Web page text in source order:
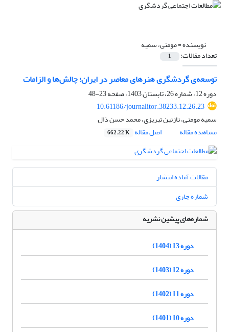
نویسنده =مومنی، سمیه
تعداد مقالات: 1
توسعه‌ی گردشگری هنرهای معاصر در ایران؛ چالش‌ها و الزامات
دوره 12، شماره 26، تابستان 1403، صفحه
23-48
10.61186/journalitor.38233.12.26.23
سمیه مومنی، نازنین تبریزی، محمد حسن ذال
مشاهده مقاله
اصل مقاله 662.22 K
مقالات آماده انتشار
شماره جاری
شماره‌های پیشین نشریه
دوره 13 (1404)
دوره 12 (1403)
دوره 11 (1402)
دوره 10 (1401)